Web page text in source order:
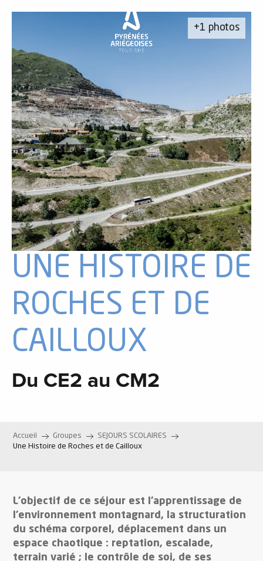
principal
UNE HISTOIRE DE
ROCHES ET DE
CAILLOUX
Du CE2 au CM2
+1 photos
Accueil Groupes
SEJOURS SCOLAIRES
Une Histoire de Roches et de Cailloux
L’objectif de ce séjour est l’apprentissage de
l’environnement montagnard, la structuration
du schéma corporel, déplacement dans un
espace chaotique : reptation, escalade,
terrain varié ; le contrôle de soi, de ses